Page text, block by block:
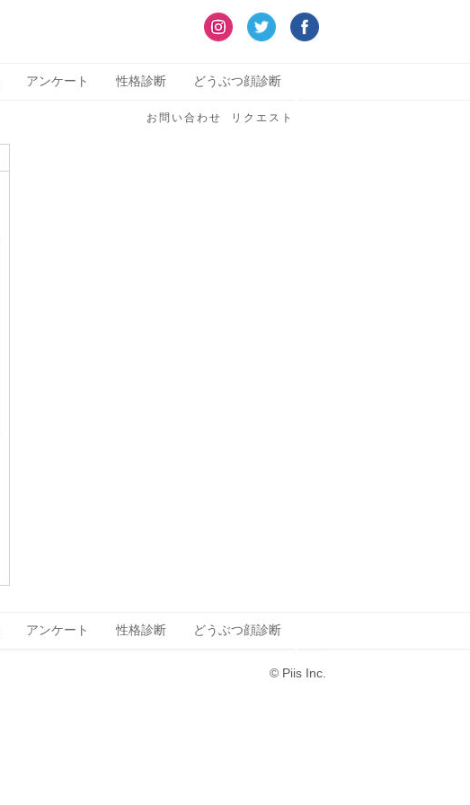
アンケート 性格診断 どうぶつ顔診断
お問い合わせ リクエスト
アンケート 性格診断 どうぶつ顔診断
© Piis Inc.